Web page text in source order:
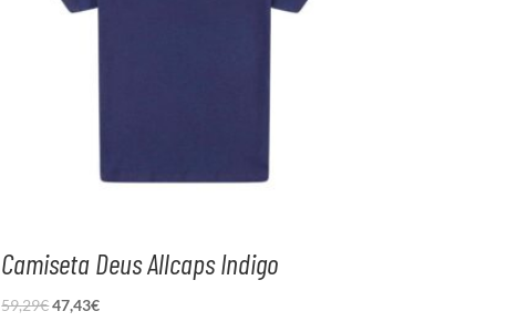
Camiseta Deus Allcaps Indigo
59,29€El
47,43€El